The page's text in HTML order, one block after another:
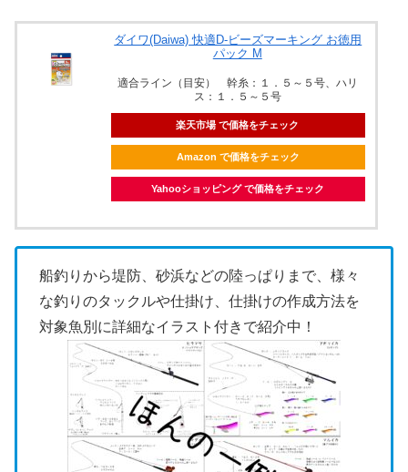
ダイワ(Daiwa) 快適D-ビーズマーキング お徳用
パック M
適合ライン（目安） 幹糸：１．５～５号、ハリ
ス：１．５～５号
楽天市場 で価格をチェック
Amazon で価格をチェック
Yahooショッピング で価格をチェック
船釣りから堤防、砂浜などの陸っぱりまで、様々
な釣りのタックルや仕掛け、仕掛けの作成方法を
対象魚別に詳細なイラスト付きで紹介中！